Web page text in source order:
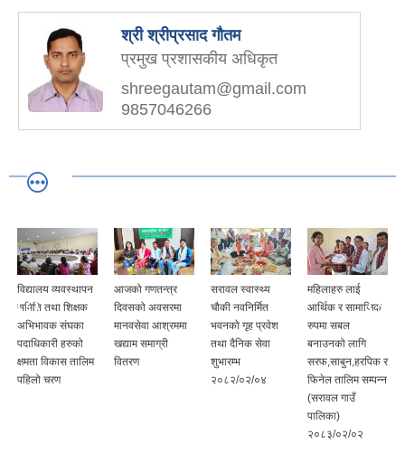
श्री श्रीप्रसाद गौतम
प्रमुख प्रशासकीय अधिकृत
shreegautam@gmail.com
9857046266
विद्यालय व्यवस्थापन
समिति तथा शिक्षक
अभिभावक संघका
पदाधिकारी हरुको
क्षमता विकास तालिम
पहिलो चरण
आजको गणतन्त्र
दिवसको अवसरमा
मानवसेवा आश्रममा
खद्याम समाग्री
वितरण
सरावल स्वास्थ्य
चौकी नवनिर्मित
भवनको गृह प्रवेश
तथा दैनिक सेवा
शुभारम्भ
२०८२/०२/०४
महिलाहरु लाई
आर्थिक र सामाजिक
रुपमा सबल
बनाउनको लागि
सरफ,साबुन,हरपिक र
फिनेल तालिम सम्पन्न
(सरावल गाउँ
पालिका)
२०८३/०२/०२